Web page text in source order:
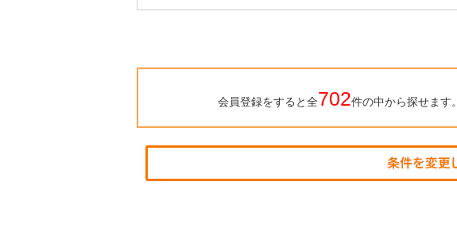
会員登録をすると全702件の中から探せます。